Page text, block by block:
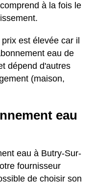
à la fois le
est élevée car il
eau de
dépend d'autres
(maison,
eau
eau à Butry-Sur-
fournisseur
de choisir son